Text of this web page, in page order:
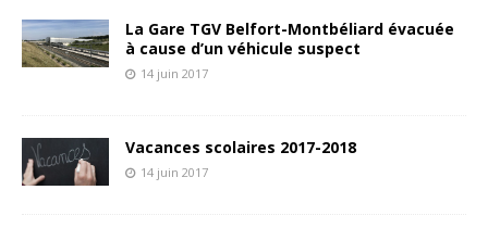
La Gare TGV Belfort-Montbéliard évacuée
à cause d’un véhicule suspect
14 juin 2017
Vacances scolaires 2017-2018
14 juin 2017